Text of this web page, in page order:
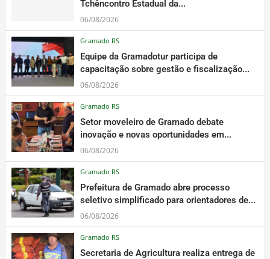
Tchêncontro Estadual da...
06/08/2026
Gramado RS
Equipe da Gramadotur participa de
capacitação sobre gestão e fiscalização...
06/08/2026
Gramado RS
Setor moveleiro de Gramado debate
inovação e novas oportunidades em...
06/08/2026
Gramado RS
Prefeitura de Gramado abre processo
seletivo simplificado para orientadores de...
06/08/2026
Gramado RS
Secretaria de Agricultura realiza entrega de